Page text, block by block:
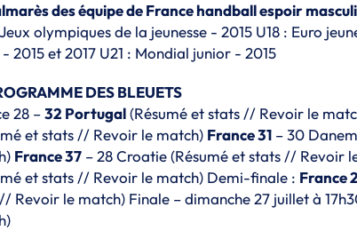
des équipe de France handball espoir
olympiques de la jeunesse - 2015 U18 : Euro
- 2015 et 2017 U21 : Mondial junior - 2015
DES BLEUETS
28 –32 Portugal(Résumé et stats // Revoir le
et stats // Revoir le match) France 31 – 30
) France 37 – 28 Croatie (Résumé et stats // Revoir
et stats // Revoir le match) Demi-finale : France
// Revoir le match) Finale – dimanche 27 juillet à
)